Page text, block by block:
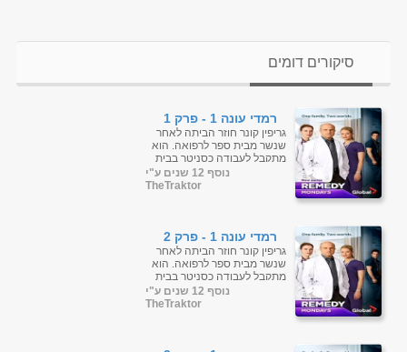
סיקורים דומים
רמדי עונה 1 - פרק 1
גריפין קונר חוזר הביתה לאחר
שנשר מבית ספר לרפואה. הוא
מתקבל לעבודה כסניטר בבית
החולים שבו אביו, מנהל בית
החולים, ואחיותיו, אחות
נוסף 12 שנים ע"י
TheTraktor
רמדי עונה 1 - פרק 2
גריפין קונר חוזר הביתה לאחר
שנשר מבית ספר לרפואה. הוא
מתקבל לעבודה כסניטר בבית
החולים שבו אביו, מנהל בית
החולים, ואחיותיו, אחות
נוסף 12 שנים ע"י
TheTraktor